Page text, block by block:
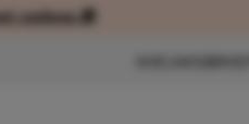
cadeau 🎁
voordelig of met cadeau 🎁